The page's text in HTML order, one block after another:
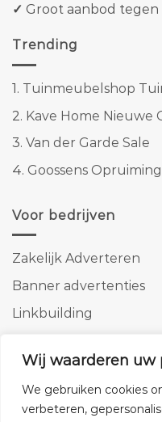
Wij waarderen uw
We gebruiken cookies
verbeteren,
✓ Groot aanbod tegen
Trending
1. Tuinmeubelshop
2. Kave Home Nieuwe
3. Van der Garde Sale
4. Goossens Opruiming
Voor bedrijven
Zakelijk Adverteren
Banner advertenties
Linkbuilding